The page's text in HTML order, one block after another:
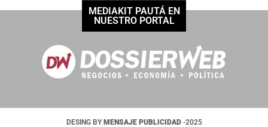
MEDIAKIT PAUTÁ EN
NUESTRO PORTAL
DESING BY MENSAJE PUBLICIDAD -2025